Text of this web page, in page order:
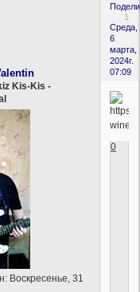
1
Среда,
6
марта,
2024г.
07:09
Kis-Kis -
: Воскресенье, 31
0